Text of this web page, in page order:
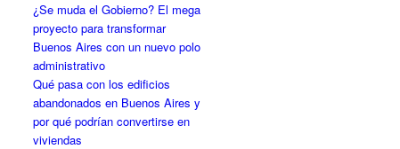
¿Se muda el Gobierno? El mega
proyecto para transformar
Buenos Aires con un nuevo polo
administrativo
Qué pasa con los edificios
abandonados en Buenos Aires y
por qué podrían convertirse en
viviendas